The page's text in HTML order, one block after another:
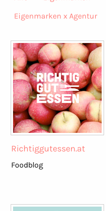
Eigenmarken x Agentur
Richtiggutessen.at
Foodblog